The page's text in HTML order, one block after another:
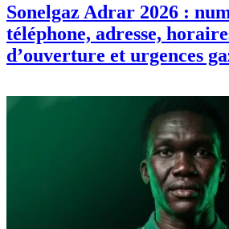
Sonelgaz Adrar 2026 :
téléphone, adresse,
d’ouverture et urgences